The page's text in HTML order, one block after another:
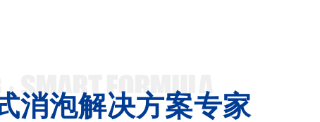
消泡解决方案专家